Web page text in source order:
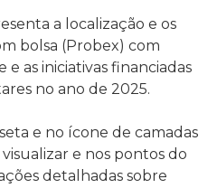
a localização e os
bolsa (Probex) com
e as iniciativas financiadas
no ano de 2025.
e no ícone de camadas
e nos pontos do
detalhadas sobre